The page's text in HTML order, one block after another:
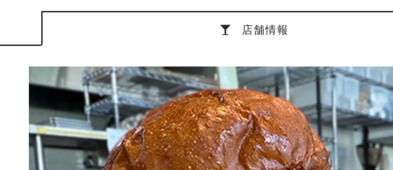
店舗情報